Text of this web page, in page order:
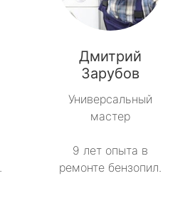
Дмитрий
Зарубов
Универсальный
мастер
9 лет опыта в
ремонте бензопил.